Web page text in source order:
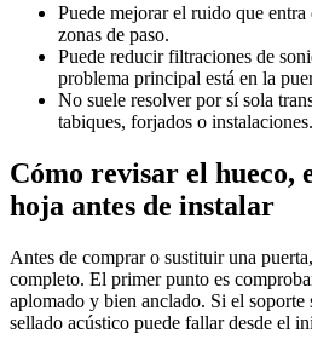
Puede mejorar el ruido que entra
zonas de paso.
Puede reducir filtraciones de
problema principal está en la
No suele resolver por sí sola
tabiques, forjados o instalaciones.
Cómo revisar el hueco,
hoja antes de instalar
Antes de comprar o sustituir una
completo. El primer punto es
aplomado y bien anclado. Si el soporte
sellado acústico puede fallar desde el